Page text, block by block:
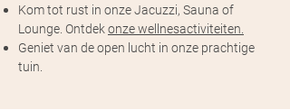
Kom tot rust in onze Jacuzzi, Sauna of
Lounge. Ontdekonze wellnesactiviteiten.
Geniet van de open lucht in onze prachtige
tuin.